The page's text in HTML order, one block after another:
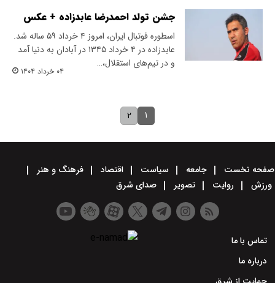
جشن تولد احمدرضا عابدزاده + عکس
اسطوره فوتبال ایران، امروز ۴ خرداد ۵۹ ساله شد.
عابدزاده در ۴ خرداد ۱۳۴۵ در آبادان به دنیا آمد
و در تیم‌های استقلال،…
۰۴ خرداد ۱۴۰۴
۱ ۲
صفحه نخست جامعه سیاست اقتصاد
فرهنگ و هنر
ورزش
روایت تصویر صدای شرق
تماس با ما
درباره ما